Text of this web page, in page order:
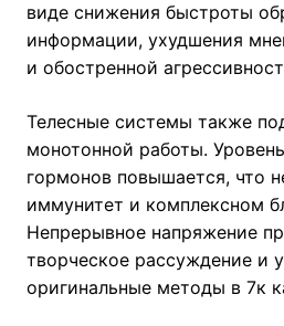
виде снижения быстроты
информации, ухудшения
и обостренной
Телесные системы также
монотонной работы.
гормонов повышается, что
иммунитет и комплексном
Непрерывное напряжение
творческое рассуждение и
оригинальные методы в 7к